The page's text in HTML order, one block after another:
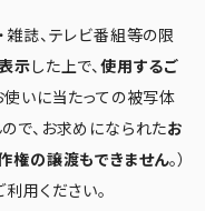
雑誌、テレビ番組等の限
示した上で、使用するご
使いに当たっての被写体
で、お求めになられたお
権の譲渡もできません。）
用ください。